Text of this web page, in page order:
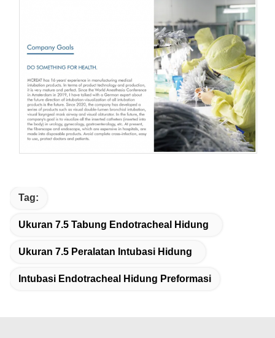
Tag:
Ukuran 7.5 Tabung Endotracheal Hidung
Ukuran 7.5 Peralatan Intubasi Hidung
Intubasi Endotracheal Hidung Preformasi